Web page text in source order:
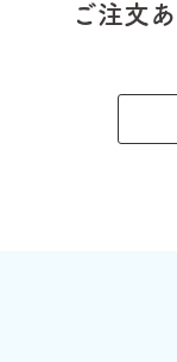
ご注文